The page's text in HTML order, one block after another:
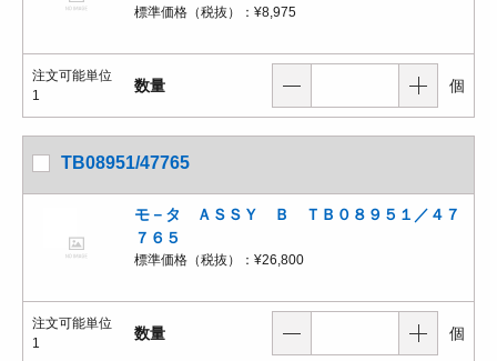
標準価格（税抜）： ¥8,975
注文可能単位
1
数量 個
TB08951/47765
モ－タ ＡＳＳＹ Ｂ ＴＢ０８９５１／４７
７６５
標準価格（税抜）： ¥26,800
注文可能単位
1
数量 個